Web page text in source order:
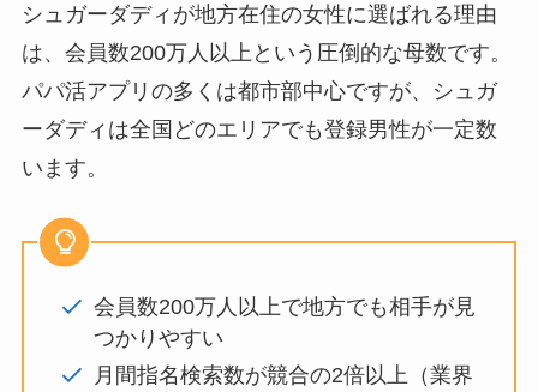
シュガーダディが地方在住の女性に選ばれる理由
は、会員数200万人以上という圧倒的な母数です。
パパ活アプリの多くは都市部中心ですが、シュガ
ーダディは全国どのエリアでも登録男性が一定数
います。
会員数200万人以上で地方でも相手が見
つかりやすい
月間指名検索数が競合の2倍以上（業界